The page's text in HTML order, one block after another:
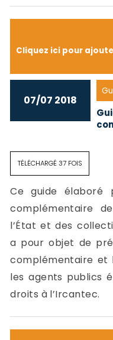
Cliquez ici pour
07/07 2018
TÉLÉCHARGÉ 37 FOIS
Ce guide élaboré
complémentaire
l’État et des
a pour objet de
complémentaire et
les agents publics
droits à l’Ircantec.